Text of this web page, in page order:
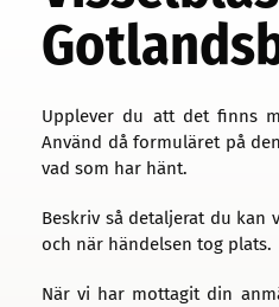
Upplever du att det finns
Använd då formuläret på
vad som har hänt.
Beskriv så detaljerat du kan
och när händelsen tog plats.
När vi har mottagit din